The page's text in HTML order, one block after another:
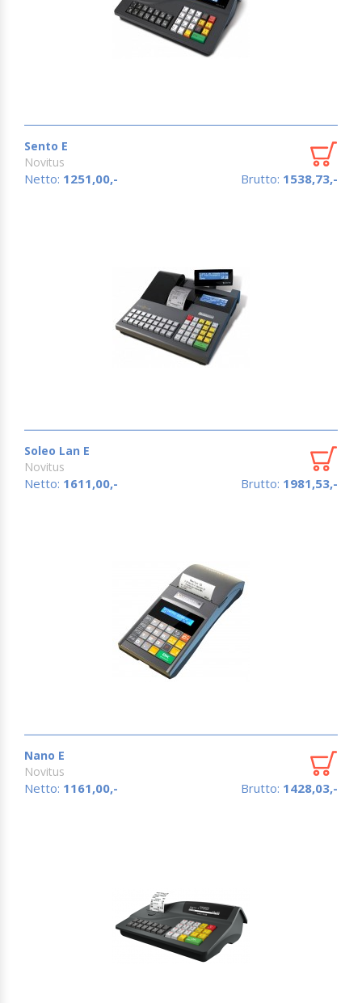
Sento E
Novitus
Netto: 1251,00,- Brutto: 1538,73,-
Soleo Lan E
Novitus
Netto: 1611,00,- Brutto: 1981,53,-
Nano E
Novitus
Netto: 1161,00,- Brutto: 1428,03,-